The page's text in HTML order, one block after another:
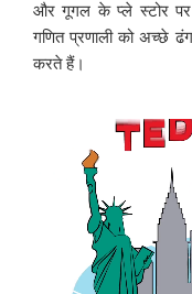
और गूगल के प्ले स्टोर
गणित प्रणाली को अच्छे
करते हैं।